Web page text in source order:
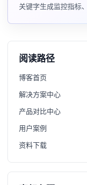
关键字生成监控指标
阅读路径
博客首页
解决方案中心
产品对比中心
用户案例
资料下载